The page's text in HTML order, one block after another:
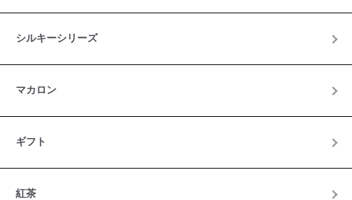
シルキーシリーズ
マカロン
ギフト
紅茶